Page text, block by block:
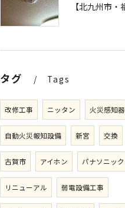
タグ Tags
改修工事 ニッタン 火災感知器
自動火災報知設備 新宮 交換
古賀市 アイホン パナソニック
リニューアル 弱電設備工事